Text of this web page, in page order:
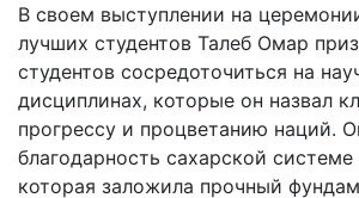
В своем выступлении на
лучших студентов Талеб Омар
студентов сосредоточиться на
дисциплинах, которые он назвал
прогрессу и процветанию наций.
благодарность сахарской системе
которая заложила прочный